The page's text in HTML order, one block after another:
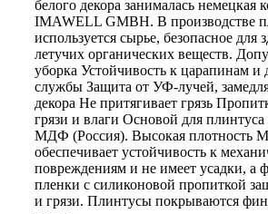
белого декора занималась немецкая
IMAWELL GMBH. В производстве
используется сырье, безопасное для
летучих органических веществ.
уборка Устойчивость к царапинам и
службы Защита от УФ-лучей,
декора Не притягивает грязь
грязи и влаги Основой для
МДФ (Россия). Высокая плотность
обеспечивает устойчивость к
повреждениям и не имеет усадки, а
пленки с силиконовой пропиткой
и грязи. Плинтусы покрываются